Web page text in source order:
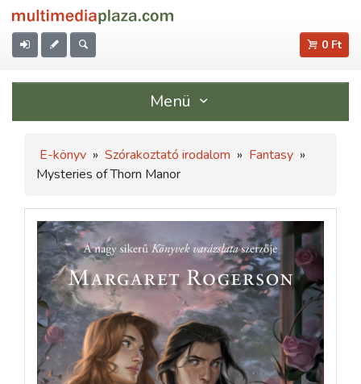
0 Ft
Menü
E-könyv » Szórakoztató irodalom » Fantasy »
Mysteries of Thorn Manor